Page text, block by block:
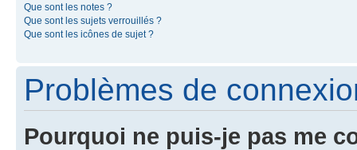
Que sont les notes ?
Que sont les sujets verrouillés ?
Que sont les icônes de sujet ?
Problèmes de
Pourquoi ne puis-je pas me